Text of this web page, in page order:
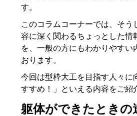
す。
このコラムコーナーでは、そう
容に深く関わるちょっとした情
を、一般の方にもわかりやすい
おります。
今回は型枠大工を目指す人々に
すすめ！」といえる内容をご紹
躯体ができたときの